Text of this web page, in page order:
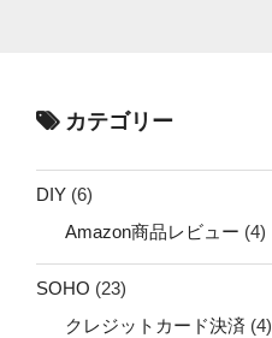
カテゴリー
DIY (6)
Amazon商品レビュー (4)
SOHO (23)
クレジットカード決済 (4)